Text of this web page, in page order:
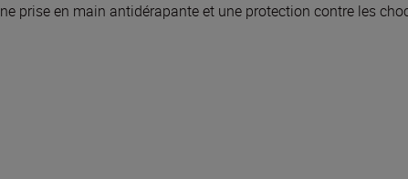
prise en main antidérapante et une protection contre les